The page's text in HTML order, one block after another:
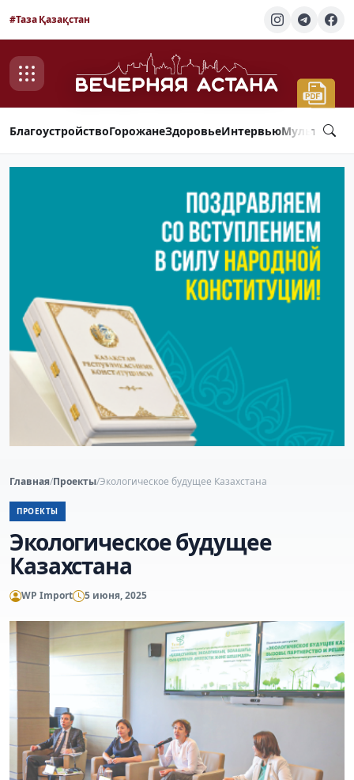
#Таза Қазақстан
БлагоустройствоГорожанеЗдоровьеИнтервью
Главная/Проекты/Экологическое будущее Казахстана
ПРОЕКТЫ
Экологическое будущее
Казахстана
WP Import 5 июня, 2025